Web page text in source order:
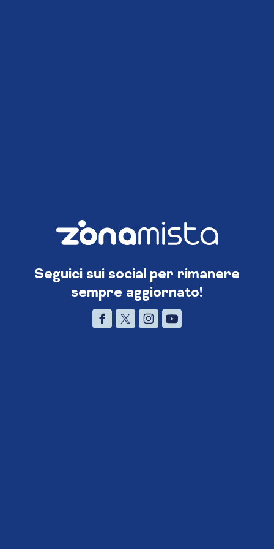
Seguici sui social per rimanere
sempre aggiornato!